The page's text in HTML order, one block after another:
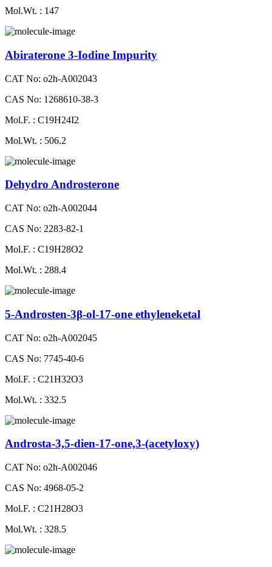
Mol.Wt. : 147
Abiraterone 3-Iodine Impurity
CAT No: o2h-A002043
CAS No: 1268610-38-3
Mol.F. : C19H24I2
Mol.Wt. : 506.2
Dehydro Androsterone
CAT No: o2h-A002044
CAS No: 2283-82-1
Mol.F. : C19H28O2
Mol.Wt. : 288.4
5-Androsten-3β-ol-17-one ethyleneketal
CAT No: o2h-A002045
CAS No: 7745-40-6
Mol.F. : C21H32O3
Mol.Wt. : 332.5
Androsta-3,5-dien-17-one,3-(acetyloxy)
CAT No: o2h-A002046
CAS No: 4968-05-2
Mol.F. : C21H28O3
Mol.Wt. : 328.5